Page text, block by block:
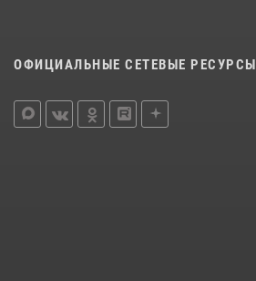
ОФИЦИАЛЬНЫЕ СЕТЕВЫЕ РЕСУРСЫ